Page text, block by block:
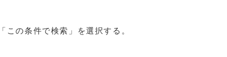
この条件で検索」を選択する。